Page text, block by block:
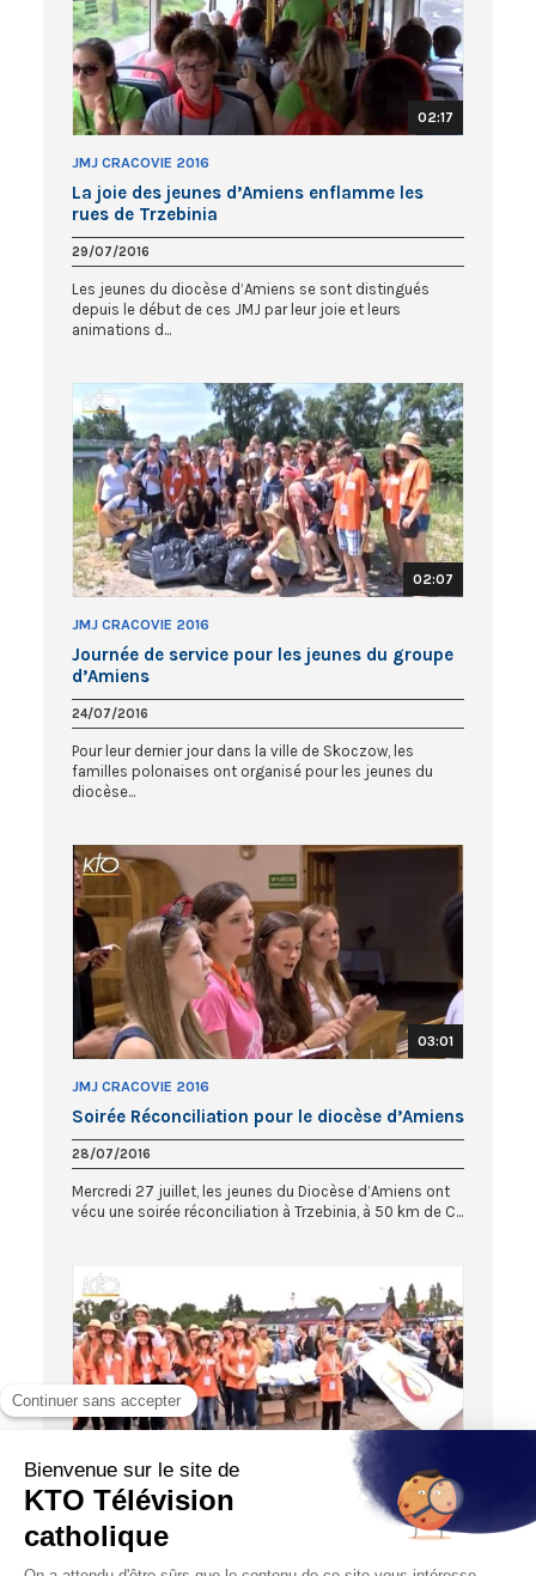
02:17
JMJ CRACOVIE 2016
La joie des jeunes d’Amiens enflamme les
rues de Trzebinia
29/07/2016
Les jeunes du diocèse d’Amiens se sont distingués
depuis le début de ces JMJ par leur joie et leurs
animations d...
02:07
JMJ CRACOVIE 2016
Journée de service pour les jeunes du groupe
d’Amiens
24/07/2016
Pour leur dernier jour dans la ville de Skoczow, les
familles polonaises ont organisé pour les jeunes du
diocèse...
03:01
JMJ CRACOVIE 2016
Soirée Réconciliation pour le diocèse d’Amiens
28/07/2016
Mercredi 27 juillet, les jeunes du Diocèse d’Amiens ont
vécu une soirée réconciliation à Trzebinia, à 50 km de C...
JMJ CRACOVIE 2016
L’accueil des pèlerins d’Amiens à Skoczow